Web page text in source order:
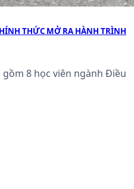
THỨC MỞ RA HÀNH TRÌNH
8 học viên ngành Điều